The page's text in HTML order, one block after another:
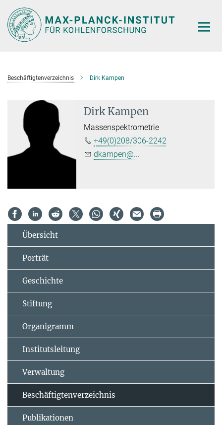
Hauptinhalt
Beschäftigtenverzeichnis Dirk Kampen
Dirk Kampen
Massenspektrometrie
+49(0)208/306-2242
dkampen@...
Übersicht
Porträt
Geschichte
Stiftung
Organigramm
Institutsleitung
Verwaltung
Beschäftigtenverzeichnis
Publikationen